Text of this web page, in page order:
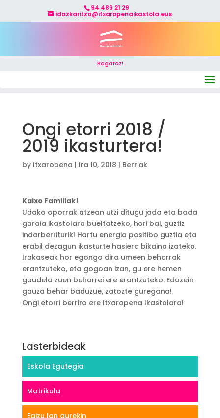
94 486 21 29
idazkaritza@itxaropenaikastola.eus
Bagatoz!
Ongi etorri 2018 /
2019 ikasturtera!
by Itxaropena | Ira 10, 2018 | Berriak
Kaixo Familiak!
Udako oporrak atzean utzi ditugu jada eta bada
garaia ikastolara bueltatzeko, hori bai, guztiz
indarberriturik! Hartu energia positibo guztia eta
erabil dezagun ikasturte hasiera bikaina izateko.
Irakaseak hor egongo dira umeen beharrak
erantzuteko, eta gogoan izan, gu ere hemen
gaudela zuen beharrei ere erantzuteko. Edozein
gauza behar baduzue, zatozte guregana!
Ongi etorri berriro ere Itxaropena Ikastolara!
Lasterbideak
Eskola Egutegia
Matrikula
Egizu lan gurekin